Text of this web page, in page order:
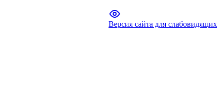
Версия сайта для слабовидящих